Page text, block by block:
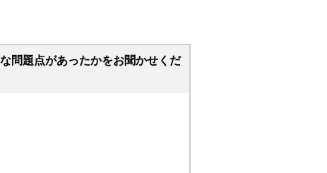
問題点があったかをお聞かせくだ